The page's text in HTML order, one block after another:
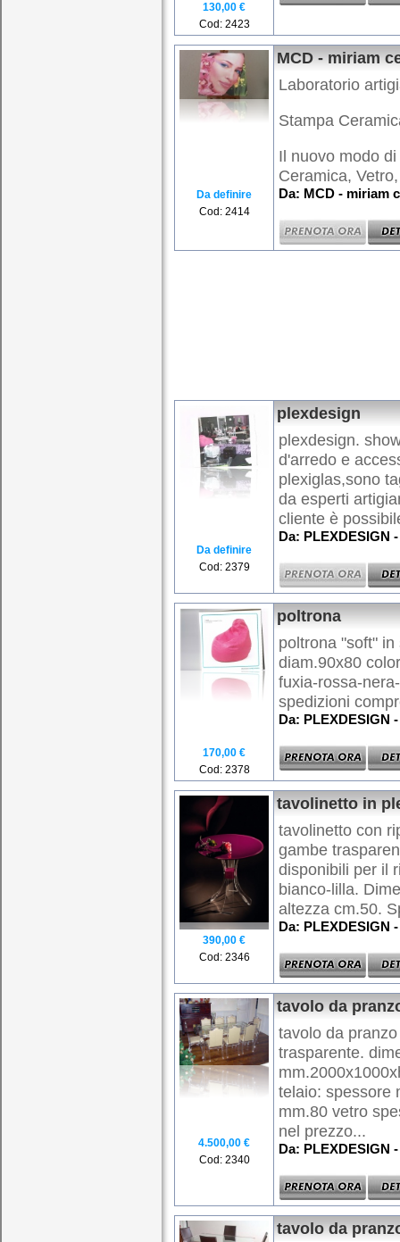
130,00 €
Cod: 2423
Da definire
Cod: 2414
MCD - miriam
Laboratorio
Stampa
Il nuovo modo
Ceramica,
Da: MCD - miriam
Da definire
Cod: 2379
plexdesign
plexdesign.
d'arredo e
plexiglas,sono
da esperti
cliente è
Da: PLEXDESIGN
170,00 €
Cod: 2378
poltrona
poltrona "soft"
diam.90x80
fuxia-rossa-
spedizioni
Da: PLEXDESIGN
390,00 €
Cod: 2346
tavolinetto in
tavolinetto con
gambe
disponibili per il
bianco-lilla.
altezza cm.50.
Da: PLEXDESIGN
4.500,00 €
Cod: 2340
tavolo da
tavolo da
trasparente.
telaio: spessore
mm.80 vetro
nel prezzo...
Da: PLEXDESIGN
tavolo da